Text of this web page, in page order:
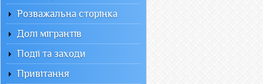
Розважальна сторінка
Долі мігрантів
Події та заходи
Привітання